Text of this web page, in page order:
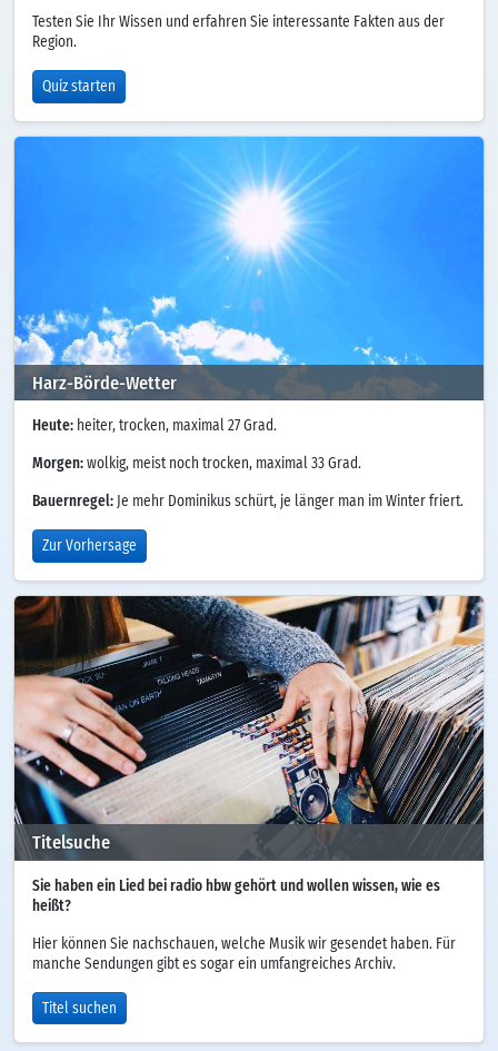
Testen Sie Ihr Wissen und erfahren Sie interessante Fakten aus der
Region.
Quiz starten
Harz-Börde-Wetter
Heute: heiter, trocken, maximal 27 Grad.
Morgen: wolkig, meist noch trocken, maximal 33 Grad.
Bauernregel: Je mehr Dominikus schürt, je länger man im Winter friert.
Zur Vorhersage
Titelsuche
Sie haben ein Lied bei radio hbw gehört und wollen wissen, wie es
heißt?
Hier können Sie nachschauen, welche Musik wir gesendet haben. Für
manche Sendungen gibt es sogar ein umfangreiches Archiv.
Titel suchen